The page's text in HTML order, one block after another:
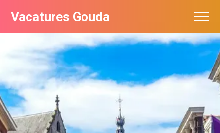
Vacatures Gouda
Vacatures per bedrijf in Gouda
De populairste vacatures in Gouda